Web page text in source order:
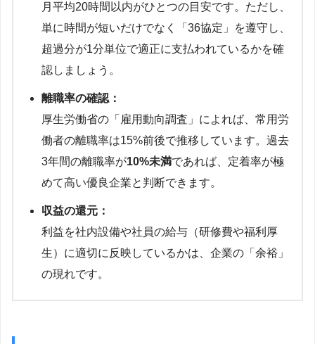
月平均20時間以内がひとつの目安です。ただし、
単に時間が短いだけでなく「36協定」を遵守し、
超過分が1分単位で適正に支払われているかを確
認しましょう。
離職率の確認：
厚生労働省の「雇用動向調査」によれば、常用労
働者の離職率は15%前後で推移しています。過去
3年間の離職率が10%未満であれば、定着率が極
めて高い優良企業と判断できます。
収益の還元：
利益を社内設備や社員の給与（研修費や福利厚
生）に適切に反映しているかは、企業の「余裕」
の現れです。